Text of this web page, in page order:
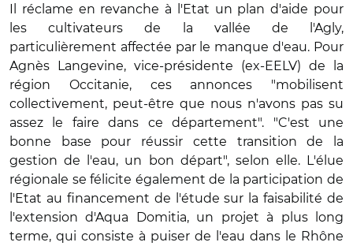
Il réclame en revanche à l'Etat un plan d'aide pour
les cultivateurs de la vallée de l'Agly,
particulièrement affectée par le manque d'eau. Pour
Agnès Langevine, vice-présidente (ex-EELV) de la
région Occitanie, ces annonces "mobilisent
collectivement, peut-être que nous n'avons pas su
assez le faire dans ce département". "C'est une
bonne base pour réussir cette transition de la
gestion de l'eau, un bon départ", selon elle. L'élue
régionale se félicite également de la participation de
l'Etat au financement de l'étude sur la faisabilité de
l'extension d'Aqua Domitia, un projet à plus long
terme, qui consiste à puiser de l'eau dans le Rhône